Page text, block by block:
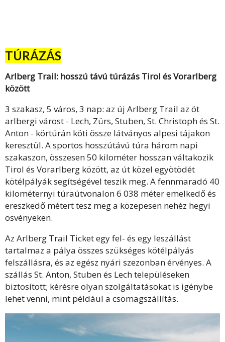
TÚRÁZÁS
Arlberg Trail: hosszú távú túrázás Tirol és Vorarlberg
között
3 szakasz, 5 város, 3 nap: az új Arlberg Trail az öt
arlbergi várost - Lech, Zürs, Stuben, St. Christoph és St.
Anton - körtúrán köti össze látványos alpesi tájakon
keresztül. A sportos hosszútávú túra három napi
szakaszon, összesen 50 kilométer hosszan váltakozik
Tirol és Vorarlberg között, az út közel egyötödét
kötélpályák segítségével teszik meg. A fennmaradó 40
kilométernyi túraútvonalon 6 038 méter emelkedő és
ereszkedő métert tesz meg a közepesen nehéz hegyi
ösvényeken.
Az Arlberg Trail Ticket egy fel- és egy leszállást
tartalmaz a pálya összes szükséges kötélpályás
felszállásra, és az egész nyári szezonban érvényes. A
szállás St. Anton, Stuben és Lech településeken
biztosított; kérésre olyan szolgáltatásokat is igénybe
lehet venni, mint például a csomagszállítás.